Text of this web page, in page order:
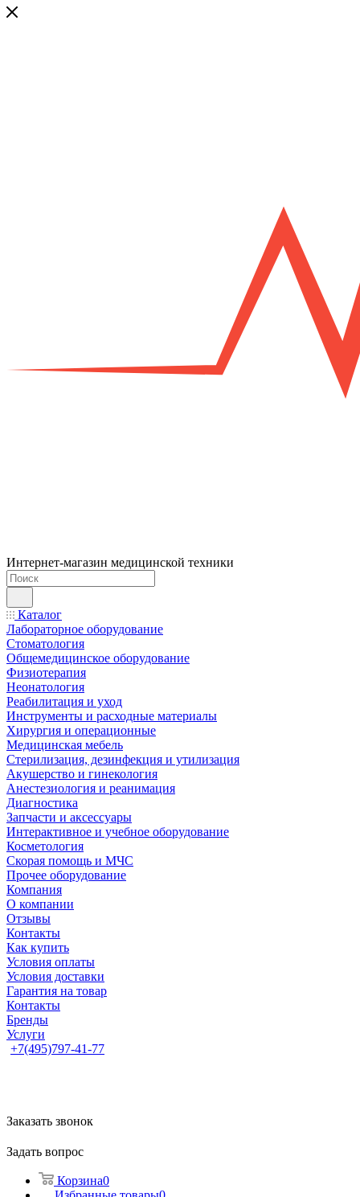
Интернет-магазин медицинской техники
Каталог
Лабораторное оборудование
Стоматология
Общемедицинское оборудование
Физиотерапия
Неонатология
Реабилитация и уход
Инструменты и расходные материалы
Хирургия и операционные
Медицинская мебель
Стерилизация, дезинфекция и утилизация
Акушерство и гинекология
Анестезиология и реанимация
Диагностика
Запчасти и аксессуары
Интерактивное и учебное оборудование
Косметология
Скорая помощь и МЧС
Прочее оборудование
Компания
О компании
Отзывы
Контакты
Как купить
Условия оплаты
Условия доставки
Гарантия на товар
Контакты
Бренды
Услуги
+7(495)797-41-77
Заказать звонок
Задать вопрос
Корзина0